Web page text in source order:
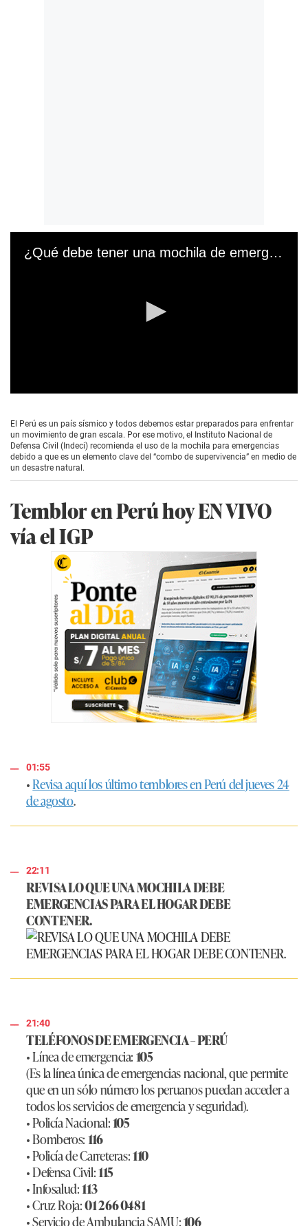
¿Qué debe tener una mochila de emergencia?
e
c
o
n
d
0
s
c
El Perú es un país sísmico y todos debemos estar preparados para enfrentar
un movimiento de gran escala. Por ese motivo, el Instituto Nacional de
Defensa Civil (Indeci) recomienda el uso de la mochila para emergencias
debido a que es un elemento clave del “combo de supervivencia” en medio de
un desastre natural.
Temblor en Perú hoy EN VIVO
vía el IGP
01:55
•Revisa aquí los último temblores en Perú del jueves 24
de agosto.
22:11
REVISA LO QUE UNA MOCHILA DEBE
EMERGENCIAS PARA EL HOGAR DEBE
CONTENER.
21:40
TELÉFONOS DE EMERGENCIA – PERÚ
• Línea de emergencia:105
(Es la línea única de emergencias nacional, que permite
que en un sólo número los peruanos puedan acceder a
todos los servicios de emergencia y seguridad).
• Policía Nacional:105
• Bomberos:116
• Policía de Carreteras:110
• Defensa Civil:115
• Infosalud:113
• Cruz Roja:01 266 0481
• Servicio de Ambulancia SAMU:106